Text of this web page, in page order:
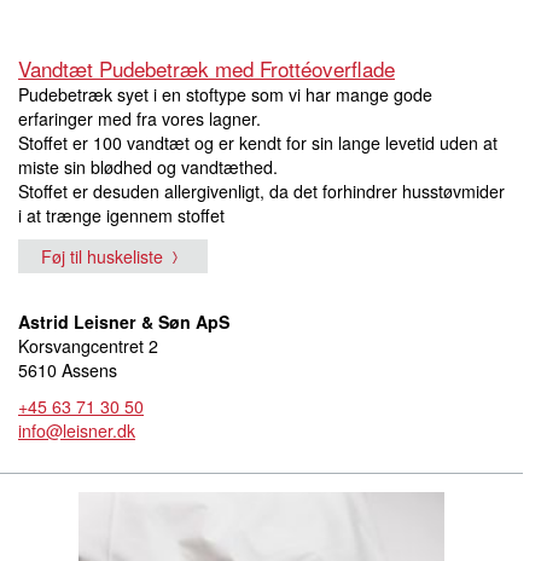
Vandtæt Pudebetræk med Frottéoverflade
Pudebetræk syet i en stoftype som vi har mange gode
erfaringer med fra vores lagner.
Stoffet er 100 vandtæt og er kendt for sin lange levetid uden at
miste sin blødhed og vandtæthed.
Stoffet er desuden allergivenligt, da det forhindrer husstøvmider
i at trænge igennem stoffet
Føj til huskeliste
Astrid Leisner & Søn ApS
Korsvangcentret 2
5610 Assens
+45 63 71 30 50
info@leisner.dk